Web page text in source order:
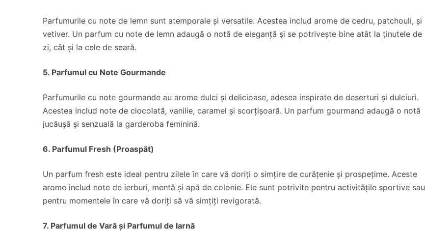
Parfumurile cu note de lemn sunt atemporale și versatile. Acestea includ arome de cedru, patchouli, și
vetiver. Un parfum cu note de lemn adaugă o notă de eleganță și se potrivește bine atât la ținutele de
zi, cât și la cele de seară.
5. Parfumul cu Note Gourmande
Parfumurile cu note gourmande au arome dulci și delicioase, adesea inspirate de deserturi și dulciuri.
Acestea includ note de ciocolată, vanilie, caramel și scorțișoară. Un parfum gourmand adaugă o notă
jucăușă și senzuală la garderoba feminină.
6. Parfumul Fresh (Proaspăt)
Un parfum fresh este ideal pentru zilele în care vă doriți o simțire de curățenie și prospețime. Aceste
arome includ note de ierburi, mentă și apă de colonie. Ele sunt potrivite pentru activitățile sportive sau
pentru momentele în care vă doriți să vă simțiți revigorată.
7. Parfumul de Vară și Parfumul de Iarnă